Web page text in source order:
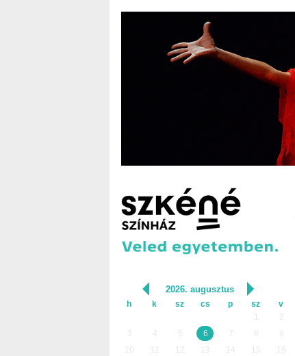
2026. augusztus
h k sz cs p sz
v
2
3
5 6 7
9
12 13 15
16